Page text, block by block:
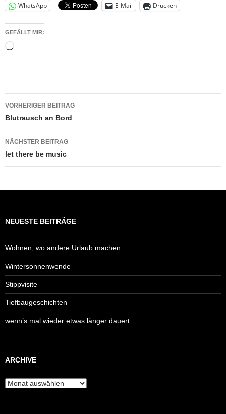
WhatsApp E-Mail Drucken
GEFÄLLT MIR:
Wird
Beitragsnavigation
VORHERIGER BEITRAG
Blutrausch an Bord
NÄCHSTER BEITRAG
let there be music
NEUESTE BEITRÄGE
Wohnen, wo andere Urlaub machen …
Wintersonnenwende
Stippvisite
Tiefbaugeschichten
wenn’s mal wieder etwas länger dauert …
ARCHIVE
Archive